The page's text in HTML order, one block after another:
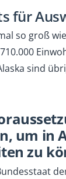
für
so groß
sind
um in
zu